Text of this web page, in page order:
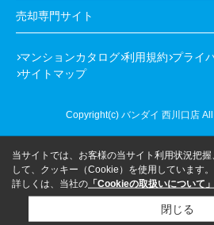
売却専門サイト
マンションカタログ 利用規約 プライ
サイトマップ
Copyright(c) バンダイ 西川口店
当サイトでは、お客様の当サイト利用状況把
して、クッキー（Cookie）を使用しています。
詳しくは、当社の 「Cookieの取扱いについて」
閉じる